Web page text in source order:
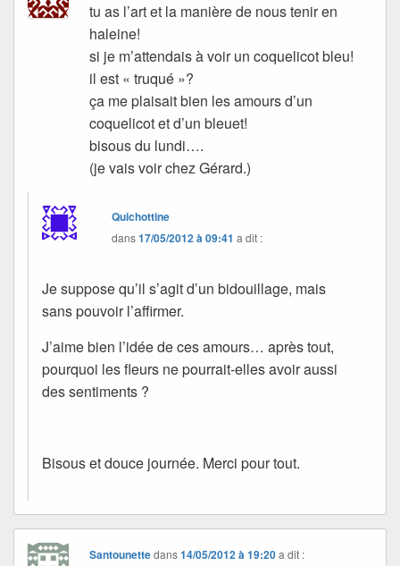
tu as l’art et la manière de nous tenir en
haleine!
si je m’attendais à voir un coquelicot bleu!
il est « truqué »?
ça me plaisait bien les amours d’un
coquelicot et d’un bleuet!
bisous du lundi….
(je vais voir chez Gérard.)
Quichottine
dans17/05/2012 à 09:41 a dit :
Je suppose qu’il s’agit d’un bidouillage, mais
sans pouvoir l’affirmer.
J’aime bien l’idée de ces amours… après tout,
pourquoi les fleurs ne pourrait-elles avoir aussi
des sentiments ?
Bisous et douce journée. Merci pour tout.
Santounettedans14/05/2012 à 19:20 a dit :